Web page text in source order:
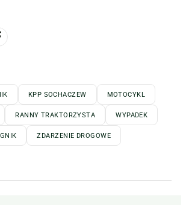
KPP SOCHACZEW MOTOCYKL
RANNY TRAKTORZYSTA WYPADEK
ZDARZENIE DROGOWE